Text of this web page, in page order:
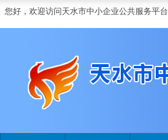
您好，欢迎访问天水市中小企业公共服务平台